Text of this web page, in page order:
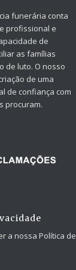
funerária conta
profissional e
de
as famílias
de luto. O nosso
de uma
de confiança com
procuram.
a nossa Política de